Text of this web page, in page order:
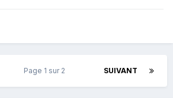
SUIVANT
Page 1 sur 2